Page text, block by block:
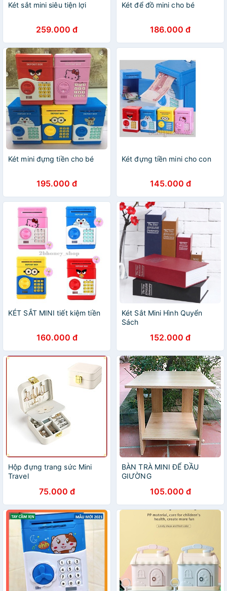
Két sắt mini siêu tiện lợi
259.000 đ
Két để đồ mini cho bé
186.000 đ
Két mini đựng tiền cho bé
195.000 đ
Két đựng tiền mini cho con
145.000 đ
KÉT SẮT MINI tiết kiệm tiền
160.000 đ
Két Sắt Mini Hình Quyển
Sách
152.000 đ
Hộp đựng trang sức Mini
Travel
75.000 đ
BÀN TRÀ MINI ĐỂ ĐẦU
GIƯỜNG
105.000 đ